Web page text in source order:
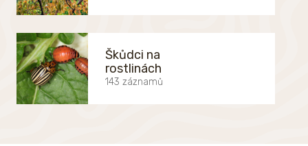
Škůdci na
rostlinách
143 záznamů